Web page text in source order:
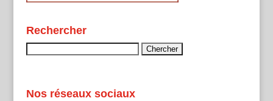
Rechercher
Nos réseaux sociaux